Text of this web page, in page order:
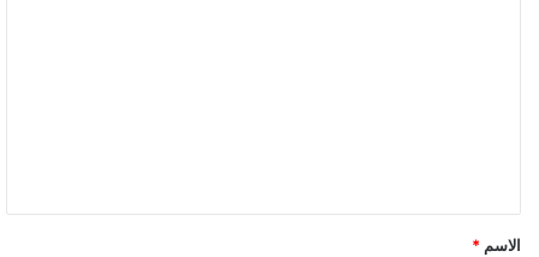
الاسم *